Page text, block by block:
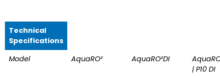
Technical
Specifications
Model
AquaRO² AquaRO²DI
| P10 DI